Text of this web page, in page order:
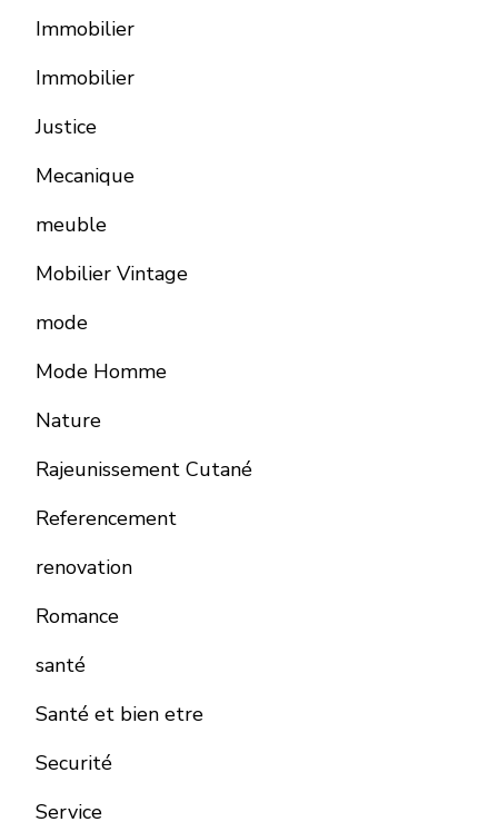
Immobilier
Immobilier
Justice
Mecanique
meuble
Mobilier Vintage
mode
Mode Homme
Nature
Rajeunissement Cutané
Referencement
renovation
Romance
santé
Santé et bien etre
Securité
Service